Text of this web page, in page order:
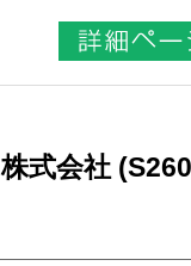
式会社